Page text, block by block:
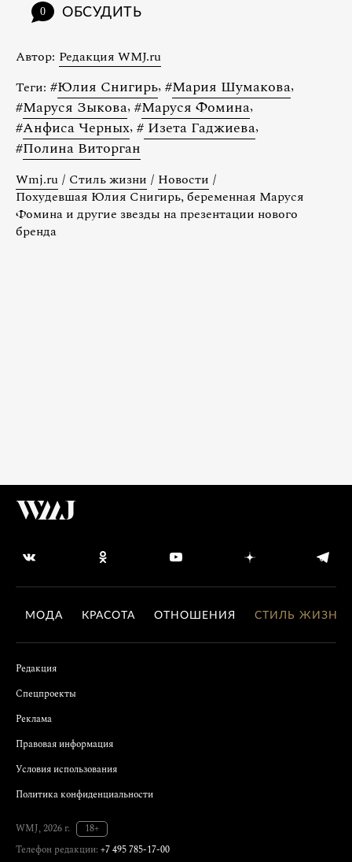
0 ОБСУДИТЬ
Автор: Редакция WMJ.ru
Теги: #Юлия Снигирь, #Мария Шумакова,
#Маруся Зыкова, #Маруся Фомина,
#Анфиса Черных, # Изета Гаджиева,
#Полина Виторган
Wmj.ru / Стиль жизни / Новости /
Похудевшая Юлия Снигирь, беременная Маруся
Фомина и другие звезды на презентации нового
бренда
МОДА КРАСОТА ОТНОШЕНИЯ СТИЛЬ ЖИЗНИ
Редакция
Спецпроекты
Реклама
Правовая информация
Условия использования
Политика конфиденциальности
WMJ, 2026 г.
18+
Телефон редакции: +7 495 785-17-00